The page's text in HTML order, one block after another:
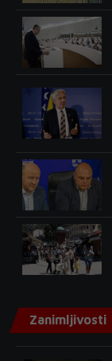
Zanimljivosti